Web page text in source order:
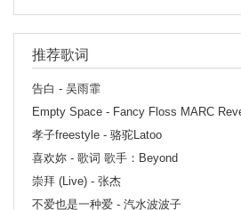
推荐歌词
告白 - 吴雨霏
Empty Space - Fancy Floss MARC
孝子freestyle - 骆驼Latoo
喜欢妳 - 歌词 歌手：Beyond
崇拜 (Live) - 张杰
不爱也是一种爱 - 汽水波波子